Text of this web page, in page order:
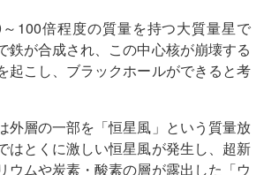
100倍程度の質量を持つ大質量星で
鉄が合成され、この中心核が崩壊する
起こし、ブラックホールができると考
外層の一部を「恒星風」という質量放
はとくに激しい恒星風が発生し、超新
ウムや炭素・酸素の層が露出した「ウ